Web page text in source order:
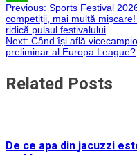
WhatsApp
Navigare
în
Previous: Sports Festival
competiții, mai multă
ridică pulsul festivalului
Next: Când își află
preliminar al Europa League?
Related Posts
De ce apa din jacuzzi